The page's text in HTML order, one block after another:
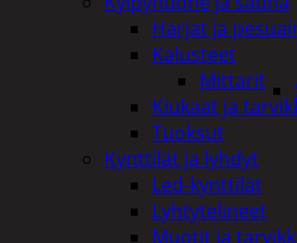
Harjat ja
Kalusteet
Mittarit
Kiukaat ja
Tuoksut
Kynttilät ja lyhdyt
Led-kynttilät
Lyhtytelineet
Muotit ja